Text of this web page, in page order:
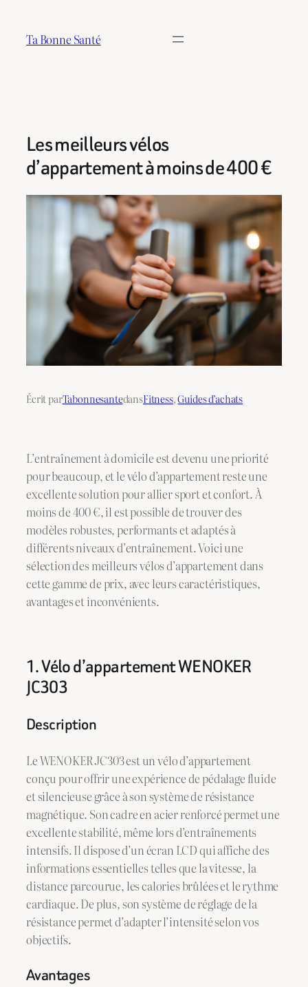
contenu
Ta Bonne Santé
Les meilleurs vélos
d’appartement à moins de 400 €
Écrit parTabonnesantedansFitness, Guides d’achats
L’entraînement à domicile est devenu une priorité
pour beaucoup, et le vélo d’appartement reste une
excellente solution pour allier sport et confort. À
moins de 400 €, il est possible de trouver des
modèles robustes, performants et adaptés à
différents niveaux d’entraînement. Voici une
sélection des meilleurs vélos d’appartement dans
cette gamme de prix, avec leurs caractéristiques,
avantages et inconvénients.
1. Vélo d’appartement WENOKER
JC303
Description
Le WENOKER JC303 est un vélo d’appartement
conçu pour offrir une expérience de pédalage fluide
et silencieuse grâce à son système de résistance
magnétique. Son cadre en acier renforcé permet une
excellente stabilité, même lors d’entraînements
intensifs. Il dispose d’un écran LCD qui affiche des
informations essentielles telles que la vitesse, la
distance parcourue, les calories brûlées et le rythme
cardiaque. De plus, son système de réglage de la
résistance permet d’adapter l’intensité selon vos
objectifs.
Avantages